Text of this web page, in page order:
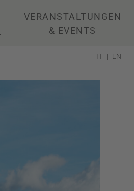
IT EN
VERANSTALTUNGEN
& EVENTS